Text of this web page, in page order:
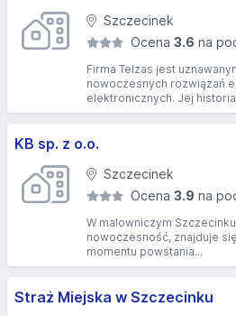
Szczecinek
Ocena3.6 na
Firma Telzas jest
nowoczesnych rozwiązań
elektronicznych. Jej historia
KB sp. z o.o.
Szczecinek
Ocena3.9 na
W malowniczym
nowoczesność, znajduje
momentu powstania...
Straż Miejska w Szczecinku